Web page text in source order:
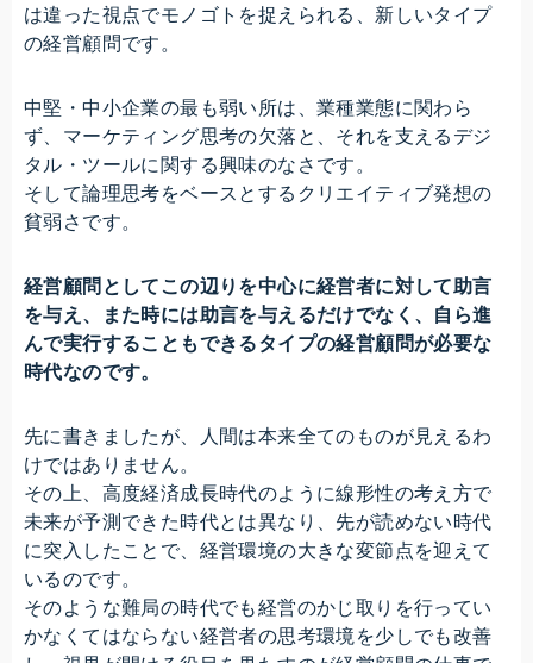
は違った視点でモノゴトを捉えられる、新しいタイプ
の経営顧問です。
中堅・中小企業の最も弱い所は、業種業態に関わら
ず、マーケティング思考の欠落と、それを支えるデジ
タル・ツールに関する興味のなさです。
そして論理思考をベースとするクリエイティブ発想の
貧弱さです。
経営顧問としてこの辺りを中心に経営者に対して助言
を与え、また時には助言を与えるだけでなく、自ら進
んで実行することもできるタイプの経営顧問が必要な
時代なのです。
先に書きましたが、人間は本来全てのものが見えるわ
けではありません。
その上、高度経済成長時代のように線形性の考え方で
未来が予測できた時代とは異なり、先が読めない時代
に突入したことで、経営環境の大きな変節点を迎えて
いるのです。
そのような難局の時代でも経営のかじ取りを行ってい
かなくてはならない経営者の思考環境を少しでも改善